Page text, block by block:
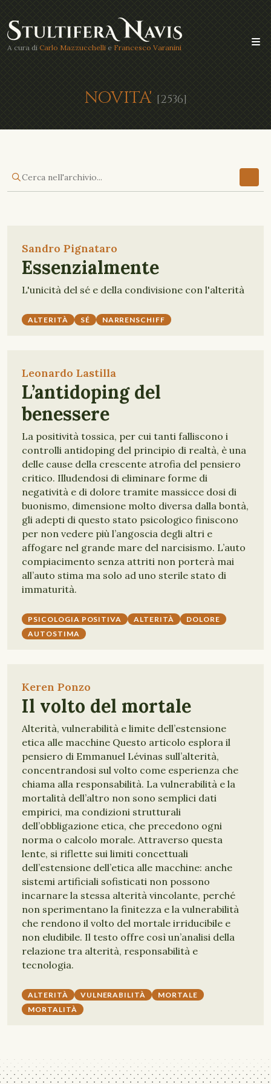
A cura di Carlo Mazzucchelli e Francesco Varanini
NOVITA' [2536]
Sandro Pignataro
Essenzialmente
L'unicità del sé e della condivisione con l'alterità
ALTERITÀ SÉ NARRENSCHIFF
Leonardo Lastilla
L’antidoping del
benessere
La positività tossica, per cui tanti falliscono i
controlli antidoping del principio di realtà, è una
delle cause della crescente atrofia del pensiero
critico. Illudendosi di eliminare forme di
negatività e di dolore tramite massicce dosi di
buonismo, dimensione molto diversa dalla bontà,
gli adepti di questo stato psicologico finiscono
per non vedere più l’angoscia degli altri e
affogare nel grande mare del narcisismo. L’auto
compiacimento senza attriti non porterà mai
all’auto stima ma solo ad uno sterile stato di
immaturità.
PSICOLOGIA POSITIVA ALTERITÀ
DOLORE
AUTOSTIMA
Keren Ponzo
Il volto del mortale
Alterità, vulnerabilità e limite dell’estensione
etica alle macchine Questo articolo esplora il
pensiero di Emmanuel Lévinas sull’alterità,
concentrandosi sul volto come esperienza che
chiama alla responsabilità. La vulnerabilità e la
mortalità dell’altro non sono semplici dati
empirici, ma condizioni strutturali
dell’obbligazione etica, che precedono ogni
norma o calcolo morale. Attraverso questa
lente, si riflette sui limiti concettuali
dell’estensione dell’etica alle macchine: anche
sistemi artificiali sofisticati non possono
incarnare la stessa alterità vincolante, perché
non sperimentano la finitezza e la vulnerabilità
che rendono il volto del mortale irriducibile e
non eludibile. Il testo offre così un’analisi della
relazione tra alterità, responsabilità e
tecnologia.
ALTERITÀ VULNERABILITÀ
MORTALE
MORTALITÀ